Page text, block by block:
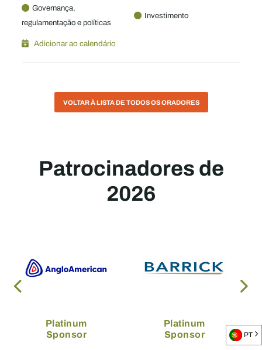
Governança,
regulamentação e políticas
Investimento
Adicionar ao calendário
VOLTAR À LISTA DE TODOS OS ORADORES
Patrocinadores de
2026
Platinum
Sponsor
Platinum
Sponsor PT